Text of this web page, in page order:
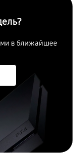
в ближайшее